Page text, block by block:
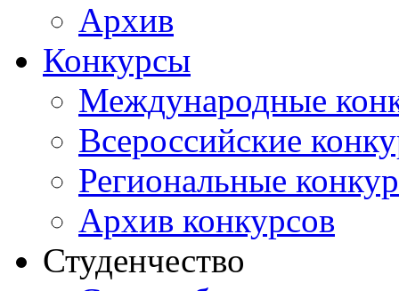
Архив
Конкурсы
Международные
Всероссийские
Региональные
Архив конкурсов
Студенчество